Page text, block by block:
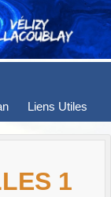
Liens Utiles
1